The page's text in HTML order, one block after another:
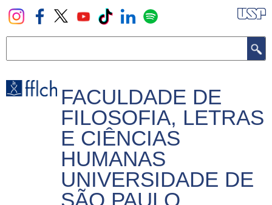
Pular
para
principal
FACULDADE DE
FILOSOFIA, LETRAS
E CIÊNCIAS
HUMANAS
UNIVERSIDADE DE
SÃO PAULO